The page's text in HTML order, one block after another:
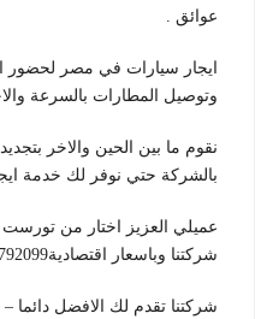
عوائق .
ايجار سيارات في مصر لحضور
وتوصيل المطارات بالسرعة
نقوم ما بين الحين والاخر
بالشركة حتي نوفر لك خدمة
عميلي العزيز اختار من
شركتنا وباسعار اقتصادية01099792099
شركتنا تقدم لك الافضل دائما – 01099792099